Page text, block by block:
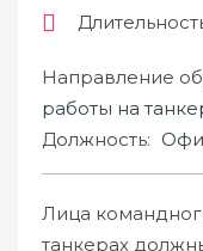
Направление
работы на
Должность:
Лица
танкерах